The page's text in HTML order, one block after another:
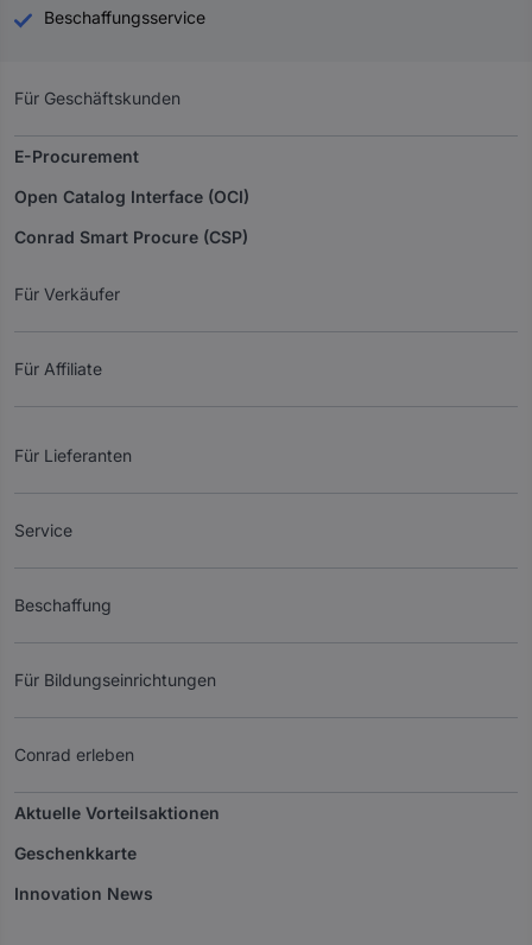
Beschaffungsservice
Für Geschäftskunden
E-Procurement
Open Catalog Interface (OCI)
Conrad Smart Procure (CSP)
Für Verkäufer
Für Affiliate
Für Lieferanten
Service
Beschaffung
Für Bildungseinrichtungen
Conrad erleben
Aktuelle Vorteilsaktionen
Geschenkkarte
Innovation News